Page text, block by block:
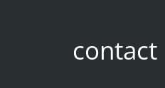
contact